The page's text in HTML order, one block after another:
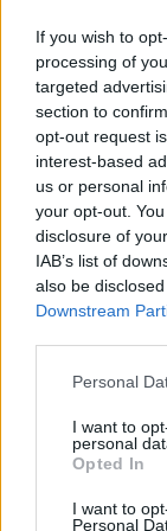
If you wish to
processing of
targeted
section to
opt-out request
interest-based
us or personal
your opt-out.
disclosure of
IAB’s list of
also be
Downstream
Please note
not limited to
grant or deny
use your data
consent section.
Personal
I want to
personal
Opted In
I want to
Personal
SEGUICI SU
RYANAIR
Precedente